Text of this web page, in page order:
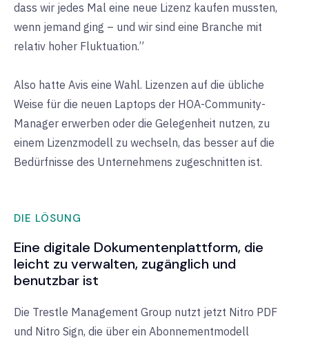
dass wir jedes Mal eine neue Lizenz kaufen mussten,
wenn jemand ging – und wir sind eine Branche mit
relativ hoher Fluktuation.”
Also hatte Avis eine Wahl. Lizenzen auf die übliche
Weise für die neuen Laptops der HOA-Community-
Manager erwerben oder die Gelegenheit nutzen, zu
einem Lizenzmodell zu wechseln, das besser auf die
Bedürfnisse des Unternehmens zugeschnitten ist.
DIE LÖSUNG
Eine digitale Dokumentenplattform, die
leicht zu verwalten, zugänglich und
benutzbar ist
Die Trestle Management Group nutzt jetzt Nitro PDF
und Nitro Sign, die über ein Abonnementmodell